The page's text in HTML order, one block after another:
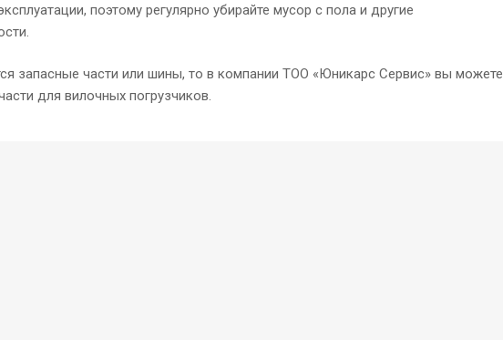
поэтому регулярно убирайте мусор с пола и другие
запасные части или шины, то в компании ТОО «Юникарс Сервис» вы можете
для вилочных погрузчиков.